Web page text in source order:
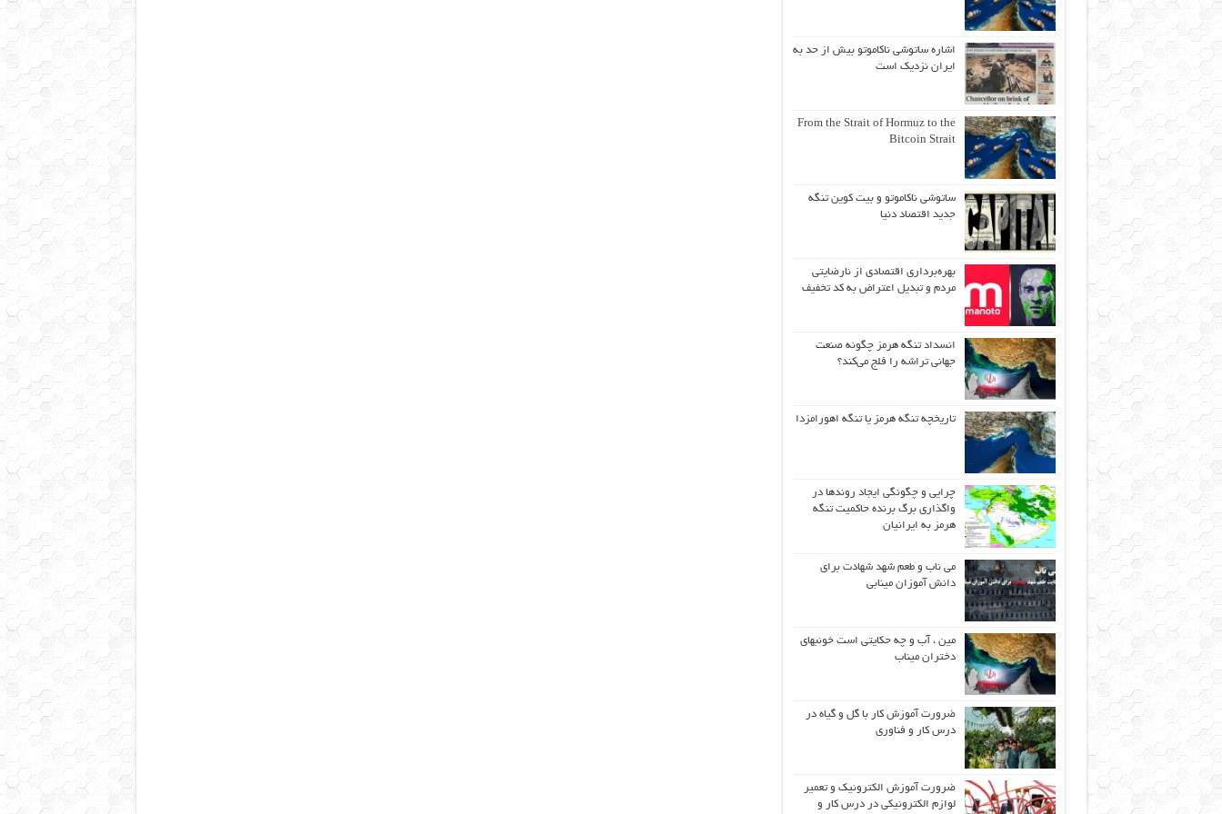
اشاره ساتوشی ناکاموتو بیش از حد به
ایران نزدیک است
From the Strait of Hormuz to the
Bitcoin Strait
ساتوشی ناکاموتو و بیت کوین تنگه
جدید اقتصاد دنیا
بهره‌برداری اقتصادی از نارضایتی
مردم و تبدیل اعتراض به کد تخفیف
انسداد تنگه هرمز چگونه صنعت
جهانی تراشه را فلج می‌کند؟
تاریخچه تنگه هرمز یا تنگه اهورامزدا
چرایی و چگونگی ایجاد روندها در
واگذاری برگ برنده حاکمیت تنگه
هرمز به ایرانیان
می ناب و طعم شهد شهادت برای
دانش آموزان مینابی
مین ، آب و چه حکایتی است خونبهای
دختران میناب
ضرورت آموزش کار با گل و گیاه در
درس کار و فناوری
ضرورت آموزش الکترونیک و تعمیر
لوازم الکترونیکی در درس کار و